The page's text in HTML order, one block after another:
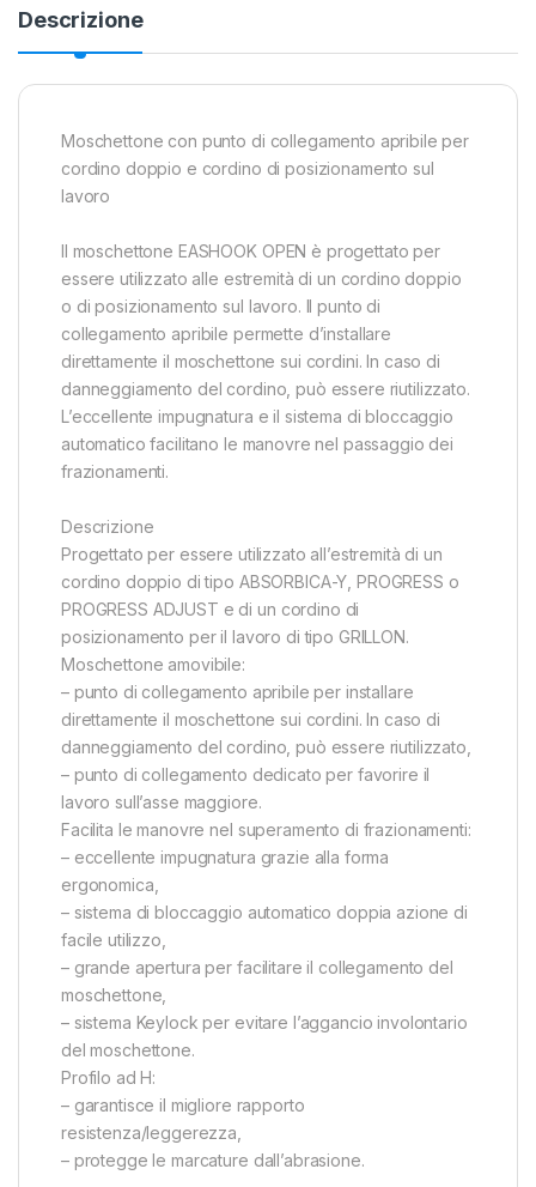
Descrizione
Moschettone con punto di collegamento apribile per
cordino doppio e cordino di posizionamento sul
lavoro
Il moschettone EASHOOK OPEN è progettato per
essere utilizzato alle estremità di un cordino doppio
o di posizionamento sul lavoro. Il punto di
collegamento apribile permette d’installare
direttamente il moschettone sui cordini. In caso di
danneggiamento del cordino, può essere riutilizzato.
L’eccellente impugnatura e il sistema di bloccaggio
automatico facilitano le manovre nel passaggio dei
frazionamenti.
Descrizione
Progettato per essere utilizzato all’estremità di un
cordino doppio di tipo ABSORBICA-Y, PROGRESS o
PROGRESS ADJUST e di un cordino di
posizionamento per il lavoro di tipo GRILLON.
Moschettone amovibile:
– punto di collegamento apribile per installare
direttamente il moschettone sui cordini. In caso di
danneggiamento del cordino, può essere riutilizzato,
– punto di collegamento dedicato per favorire il
lavoro sull’asse maggiore.
Facilita le manovre nel superamento di frazionamenti:
– eccellente impugnatura grazie alla forma
ergonomica,
– sistema di bloccaggio automatico doppia azione di
facile utilizzo,
– grande apertura per facilitare il collegamento del
moschettone,
– sistema Keylock per evitare l’aggancio involontario
del moschettone.
Profilo ad H:
– garantisce il migliore rapporto
resistenza/leggerezza,
– protegge le marcature dall’abrasione.